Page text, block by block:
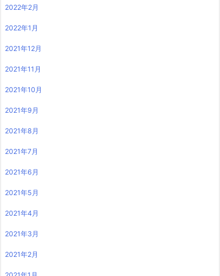
2022年2月
2022年1月
2021年12月
2021年11月
2021年10月
2021年9月
2021年8月
2021年7月
2021年6月
2021年5月
2021年4月
2021年3月
2021年2月